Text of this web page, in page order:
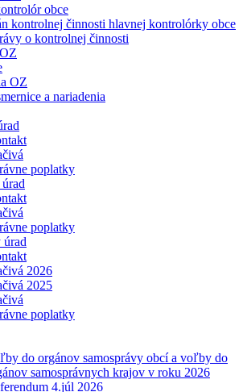
obce
kontrolnej činnosti hlavnej kontrolórky obce
o kontrolnej činnosti
OZ
a nariadenia
poplatky
poplatky
úrad
2026
2025
poplatky
do orgánov samosprávy obcí a voľby do
samosprávnych krajov v roku 2026
4.júl 2026